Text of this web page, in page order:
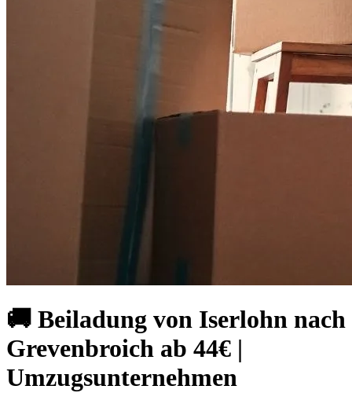
🚚 Beiladung von Iserlohn nach
Grevenbroich ab 44€ |
Umzugsunternehmen